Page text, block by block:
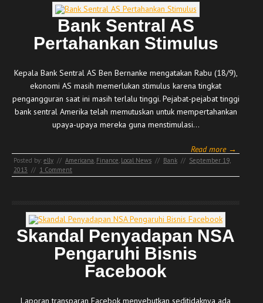
Bank Sentral AS
Pertahankan Stimulus
Kepala Bank Sentral AS Ben Bernanke mengatakan Rabu (18/9),
ekonomi AS masih memerlukan stimulus karena tingkat
pengangguran saat ini masih terlalu tinggi. Pejabat-pejabat tinggi
bank sentral Amerika telah memutuskan untuk mempertahankan
upaya-upaya mereka guna menstimulasi…
Read more →
Posted by: elly // Americana Finance Local News // Bank // September 19,
2013 // 1 Comment
Skandal Penyadapan NSA
Pengaruhi Bisnis
Facebook
Laporan transparan Facebok menyebutkan seditidaknya ada